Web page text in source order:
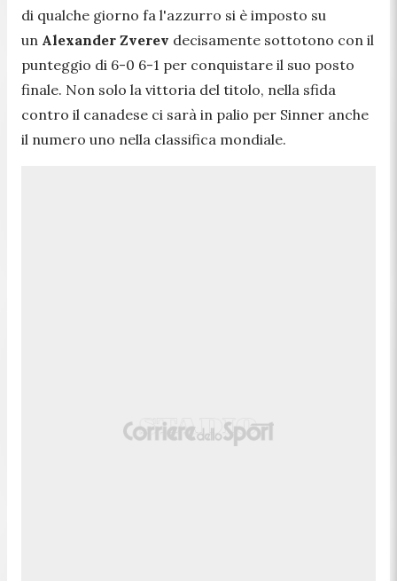
di qualche giorno fa l'azzurro si è imposto su
un Alexander Zverev decisamente sottotono con il
punteggio di 6-0 6-1 per conquistare il suo posto
finale. Non solo la vittoria del titolo, nella sfida
contro il canadese ci sarà in palio per Sinner anche
il numero uno nella classifica mondiale.